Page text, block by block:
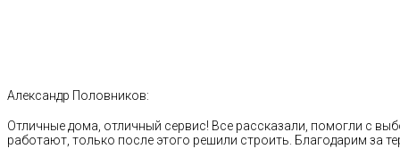
Александр Половников:
Отличные дома, отличный сервис! Все рассказали, помогли с
работают, только после этого решили строить. Благодарим за